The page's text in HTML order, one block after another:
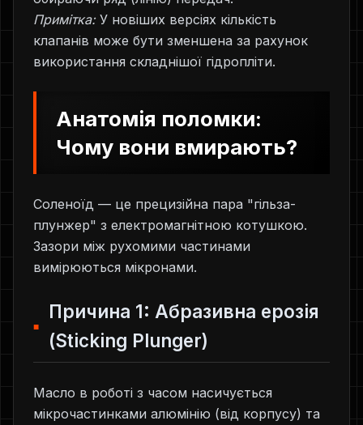
Примітка:У новіших версіях кількість
клапанів може бути зменшена за рахунок
використання складнішої гідропліти.
Анатомія поломки:
Чому вони вмирають?
Соленоїд — це прецизійна пара "гільза-
плунжер" з електромагнітною котушкою.
Зазори між рухомими частинами
вимірюються мікронами.
Причина 1: Абразивна ерозія
(Sticking Plunger)
Масло в роботі з часом насичується
мікрочастинками алюмінію (від корпусу) та